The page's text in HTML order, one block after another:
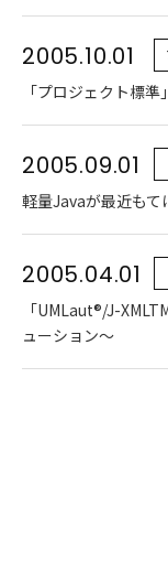
2005.10.01
「プロジェクト標
2005.09.01
軽量Javaが最近もて
2005.04.01
「UMLaut®/J-
ューション～